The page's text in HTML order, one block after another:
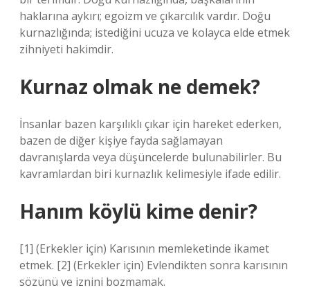
haklarına aykırı; egoizm ve çıkarcılık vardır. Doğu
kurnazlığında; istediğini ucuza ve kolayca elde etmek
zihniyeti hakimdir.
Kurnaz olmak ne demek?
İnsanlar bazen karşılıklı çıkar için hareket ederken,
bazen de diğer kişiye fayda sağlamayan
davranışlarda veya düşüncelerde bulunabilirler. Bu
kavramlardan biri kurnazlık kelimesiyle ifade edilir.
Hanım köylü kime denir?
[1] (Erkekler için) Karısının memleketinde ikamet
etmek. [2] (Erkekler için) Evlendikten sonra karısının
sözünü ve iznini bozmamak.